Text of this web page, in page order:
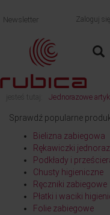
Newsletter Zaloguj się
jesteś tutaj: Jednorazowe
Sprawdź popularne
Bielizna zabiegowa
Rękawiczki
Podkłady i
Chusty higieniczne
Ręczniki zabiegowe
Płatki i waciki
Folie zabiegowe